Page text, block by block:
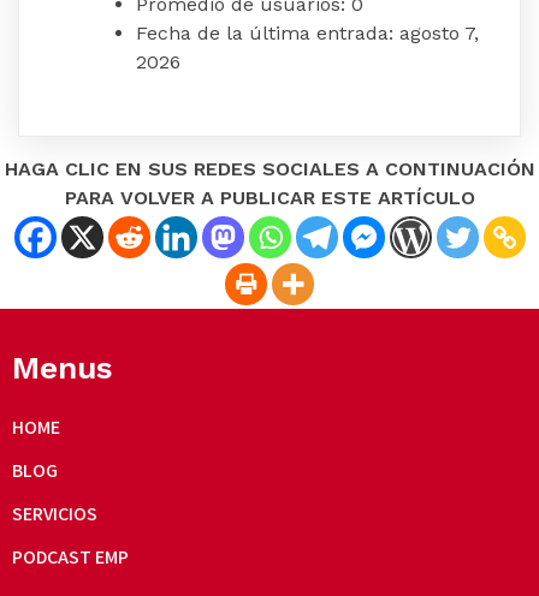
Fecha de la última entrada: agosto 7,
2026
HAGA CLIC EN SUS REDES SOCIALES A CONTINUACIÓN
PARA VOLVER A PUBLICAR ESTE ARTÍCULO
Menus
HOME
BLOG
SERVICIOS
PODCAST EMP